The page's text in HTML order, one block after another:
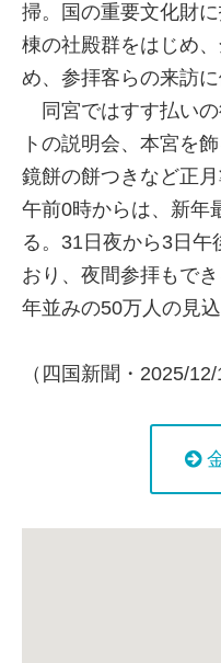
掃。国の重要文化財
棟の社殿群をはじめ
め、参拝客らの来訪に
同宮ではすす払いの
トの説明会、本宮を
鏡餅の餅つきなど正
午前0時からは、新年
る。31日夜から3日午
おり、夜間参拝もで
年並みの50万人の見込
（四国新聞・2025/12/